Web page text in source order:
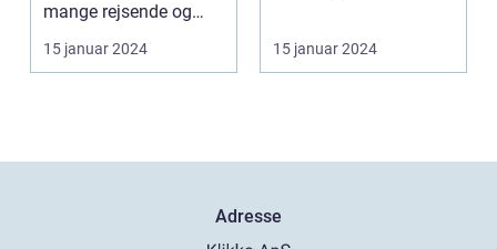
mange rejsende og
eventyrlystne. Med
sine k...
15 januar 2024 15 januar 2024
Adresse